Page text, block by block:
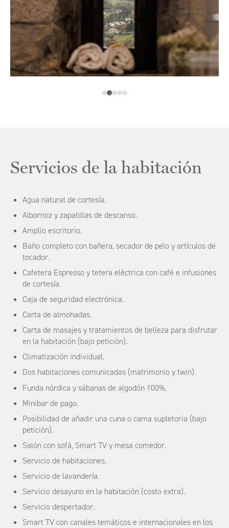
Servicios de la habitación
Agua natural de cortesía.
Albornoz y zapatillas de descanso.
Amplio escritorio.
Baño completo con bañera, secador de pelo y artículos de
tocador.
Cafetera Espresso y tetera eléctrica con café e infusiones
de cortesía.
Caja de seguridad electrónica.
Carta de almohadas.
Carta de masajes y tratamientos de belleza para disfrutar
en la habitación (bajo petición).
Climatización individual.
Dos habitaciones comunicadas (matrimonio y twin).
Funda nórdica y sábanas de algodón 100%.
Minibar de pago.
Posibilidad de añadir una cuna o cama supletoria (bajo
petición).
Salón con sofá, Smart TV y mesa comedor.
Servicio de habitaciones.
Servicio de lavandería.
Servicio desayuno en la habitación (costo extra).
Servicio despertador.
Smart TV con canales temáticos e internacionales en los